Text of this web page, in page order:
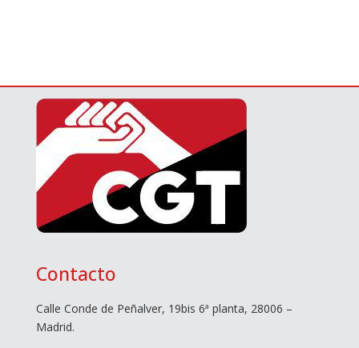
Contacto
Calle Conde de Peñalver, 19bis 6ª planta, 28006 –
Madrid.